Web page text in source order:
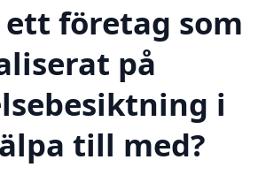
ett företag som
på
i
till med?